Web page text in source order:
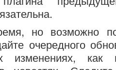
но возможно
очередного
изменениях, как